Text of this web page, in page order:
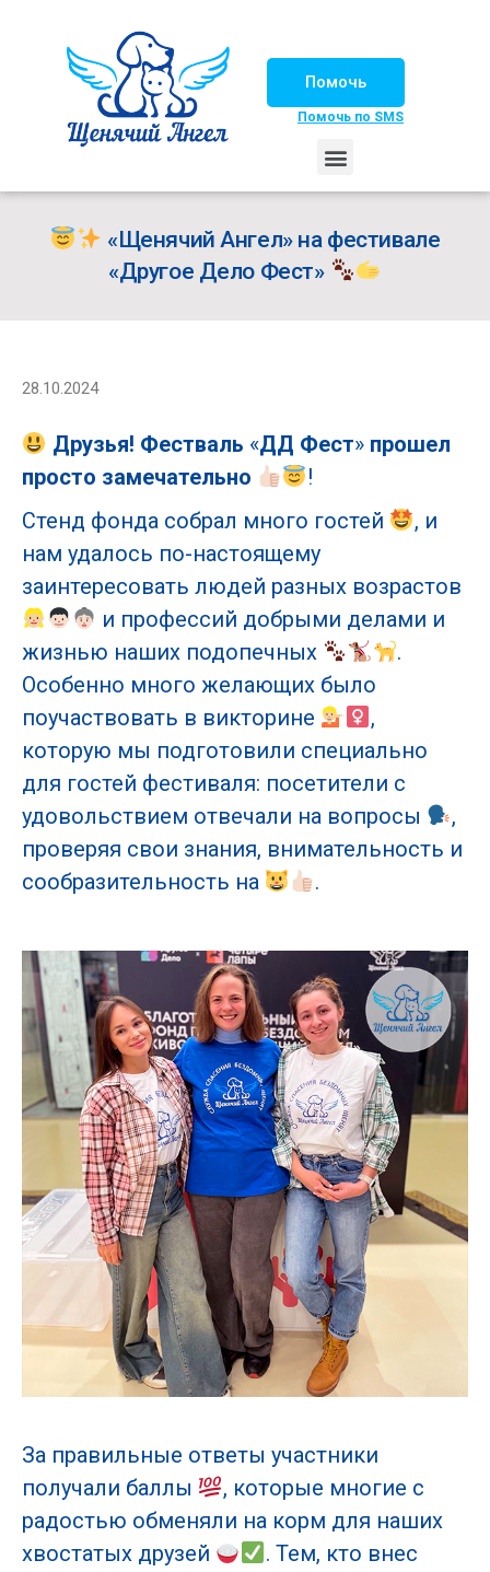
Помочь
Помочь по SMS
«Щенячий Ангел» на фестивале
«Другое Дело Фест»
28.10.2024
Друзья! Фестваль «ДД Фест» прошел
просто замечательно
!
Стенд фонда собрал много гостей
, и
нам удалось по-настоящему
заинтересовать людей разных возрастов
и профессий добрыми делами и
жизнью наших подопечных
.
Особенно много желающих было
поучаствовать в викторине
,
которую мы подготовили специально
для гостей фестиваля: посетители с
удовольствием отвечали на вопросы
,
проверяя свои знания, внимательность и
сообразительность на
.
За правильные ответы участники
получали баллы
, которые многие с
радостью обменяли на корм для наших
хвостатых друзей
. Тем, кто внес